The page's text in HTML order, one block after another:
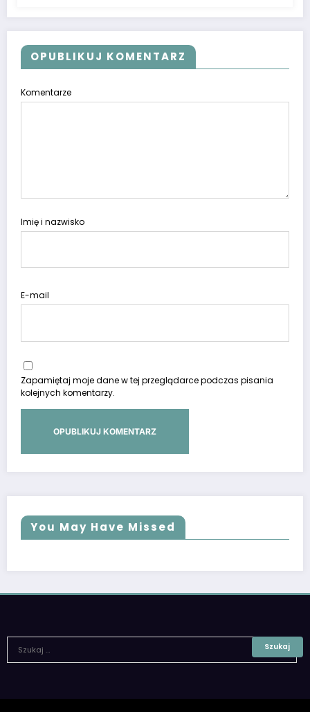
OPUBLIKUJ KOMENTARZ
Komentarze
Imię i nazwisko
E-mail
Zapamiętaj moje dane w tej przeglądarce podczas pisania
kolejnych komentarzy.
You May Have Missed